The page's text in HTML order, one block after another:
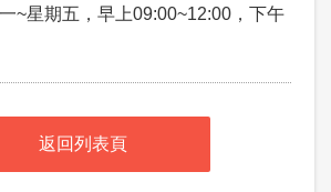
~星期五，早上09:00~12:00，下午
返回列表頁